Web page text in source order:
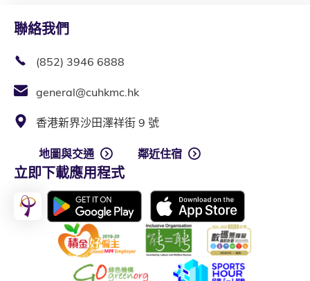
聯絡我們
(852) 3946 6888
general@cuhkmc.hk
香港新界沙田澤祥街 9 號
地圖與交通 鄰近住宿
立即下載應用程式